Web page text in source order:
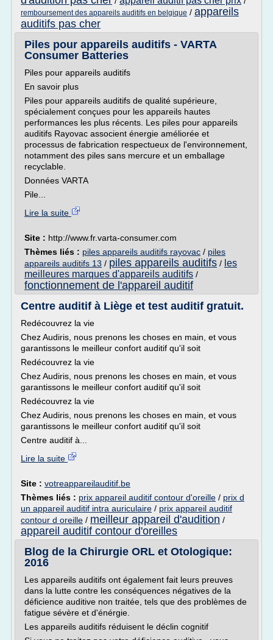
remboursement des appareils auditifs en belgique / appareils
auditifs pas cher
Piles pour appareils auditifs - VARTA
Consumer Batteries
Piles pour appareils auditifs
En savoir plus
Piles pour appareils auditifs de qualité supérieure,
spécialement conçues pour les appareils hautes
performances les plus récents. Les piles pour appareils
auditifs Rayovac associent énergie améliorée et
processus de fabrication respectueux de l'environnement,
notamment des piles sans mercure et un emballage
recyclable.
Données VARTA
Pile...
Lire la suite
Site : http://www.fr.varta-consumer.com
Thèmes liés : piles appareils auditifs rayovac / piles
appareils auditifs 13 / piles appareils auditifs / les
meilleures marques d'appareils auditifs /
fonctionnement de l'appareil auditif
Centre auditif à Liège et test auditif gratuit.
Redécouvrez la vie
Chez Audiris, nous prenons les choses en main, et vous
garantissons le meilleur confort auditif qu'il soit
Redécouvrez la vie
Chez Audiris, nous prenons les choses en main, et vous
garantissons le meilleur confort auditif qu'il soit
Redécouvrez la vie
Chez Audiris, nous prenons les choses en main, et vous
garantissons le meilleur confort auditif qu'il soit
Centre auditif à...
Lire la suite
Site : votreappareilauditif.be
Thèmes liés : prix appareil auditif contour d'oreille / prix d
un appareil auditif intra auriculaire / prix appareil auditif
contour d oreille / meilleur appareil d'audition /
appareil auditif contour d'oreilles
Blog de la Chirurgie ORL et Otologique:
2016
Les appareils auditifs ont également fait leurs preuves
dans la lutte contre les conséquences négatives de la
déficience auditive non traitée, tels que des problèmes de
fatigue sévère et d'énérgie.
Les appareils auditifs réduisent le déclin cognitif